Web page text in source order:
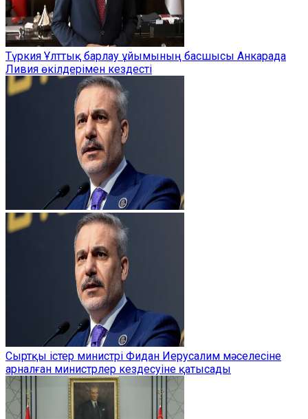
Түркия Ұлттық барлау ұйымының басшысы Анкарада
Ливия өкілдерімен кездесті
Сыртқы істер министрі Фидан Иерусалим мәселесіне
арналған министрлер кездесуіне қатысады